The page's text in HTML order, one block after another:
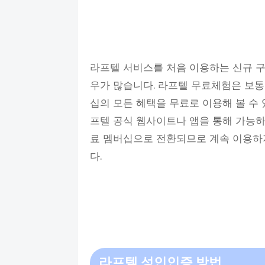
라프텔 서비스를 처음 이용하는 신규
우가 많습니다. 라프텔 무료체험은 보
십의 모든 혜택을 무료로 이용해 볼 수
프텔 공식 웹사이트나 앱을 통해 가능
료 멤버십으로 전환되므로 계속 이용
다.